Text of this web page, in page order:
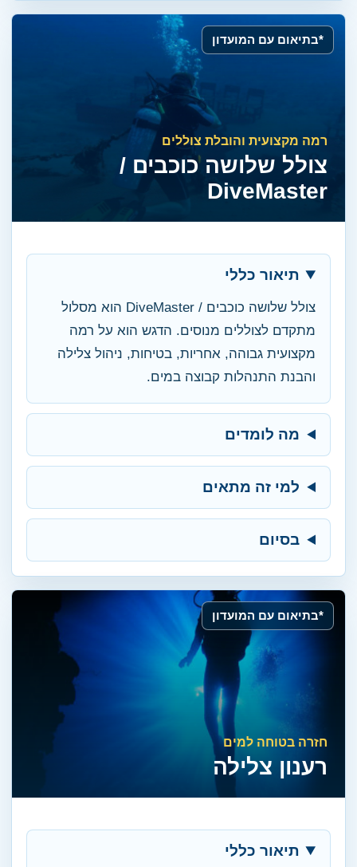
*בתיאום עם המועדון
רמה מקצועית והובלת צוללים
צולל שלושה כוכבים /
DiveMaster
תיאור כללי
צולל שלושה כוכבים / DiveMaster הוא מסלול
מתקדם לצוללים מנוסים. הדגש הוא על רמה
מקצועית גבוהה, אחריות, בטיחות, ניהול צלילה
והבנת התנהלות קבוצה במים.
מה לומדים
למי זה מתאים
בסיום
*בתיאום עם המועדון
חזרה בטוחה למים
רענון צלילה
תיאור כללי